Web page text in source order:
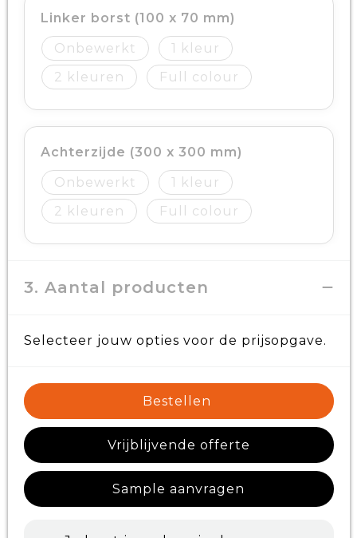
Linker borst (100 x 70 mm)
Onbewerkt
1
2
Full colour
Achterzijde (300 x 300 mm)
Onbewerkt
1
2
Full colour
3. Aantal producten
Selecteer jouw opties voor de prijsopgave.
Bestellen
Vrijblijvende offerte
Sample aanvragen